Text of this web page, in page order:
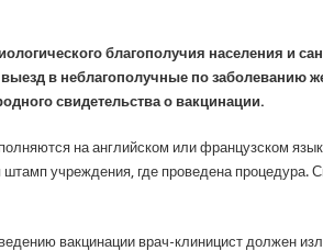
благополучия населения и
в неблагополучные по заболеванию
свидетельства о вакцинации.
на английском или французском
штамп учреждения, где проведена
вакцинации врач-клиницист должен